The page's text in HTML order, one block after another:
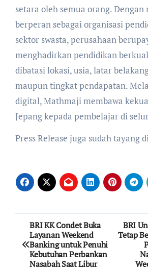
setara oleh semua orang.
berperan sebagai organisasi
sektor swasta, perusahaan
menghadirkan pendidikan
dibatasi lokasi, usia, latar
maupun tingkat pendapatan.
digital, Mathmaji membawa
Jepang kepada pembelajar di
Press Release juga sudah tayang
Post
navigation
BRI KK Condet Buka
Layanan Weekend
Banking untuk Penuhi
Kebutuhan Perbankan
Nasabah Saat Libur
BRI
Tetap